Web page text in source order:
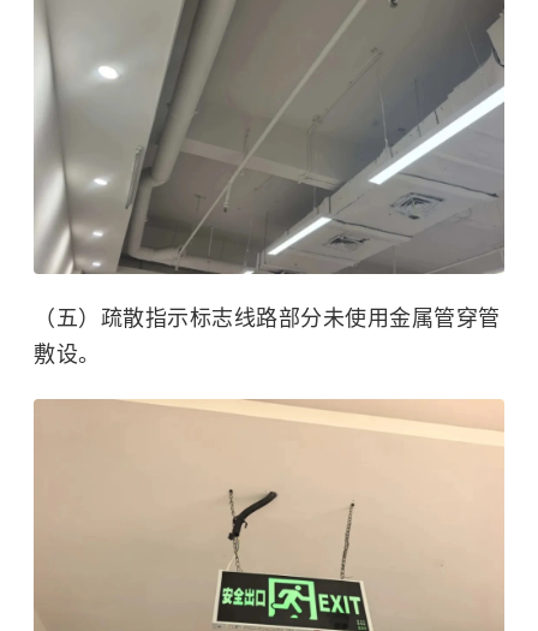
（五）疏散指示标志线路部分未使用金属管穿管
敷设。